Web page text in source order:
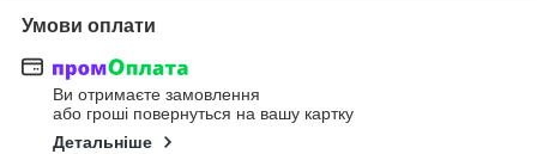
Умови оплати
Ви отримаєте замовлення
або гроші повернуться на вашу картку
Детальніше